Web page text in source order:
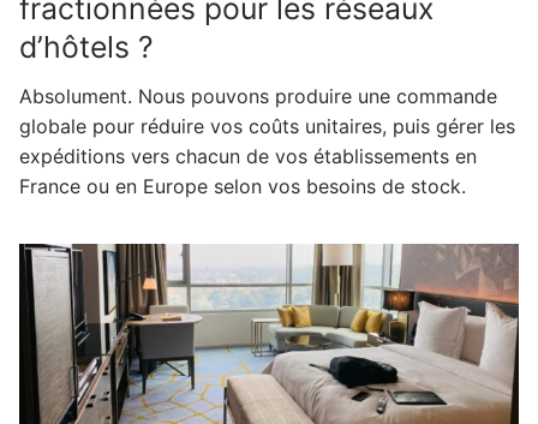
fractionnées pour les réseaux
d’hôtels ?
Absolument. Nous pouvons produire une commande
globale pour réduire vos coûts unitaires, puis gérer les
expéditions vers chacun de vos établissements en
France ou en Europe selon vos besoins de stock.